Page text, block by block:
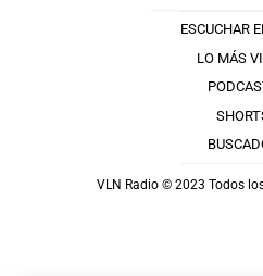
ESCUCHAR
LO MÁS
VLN Radio © 2023 Todos